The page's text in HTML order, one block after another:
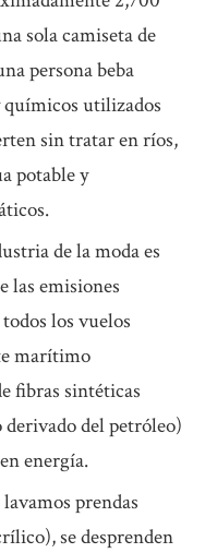
sola camiseta de
persona beba
químicos utilizados
sin tratar en ríos,
potable y
de la moda es
las emisiones
los vuelos
marítimo
fibras sintéticas
del petróleo)
energía.
prendas
se desprenden